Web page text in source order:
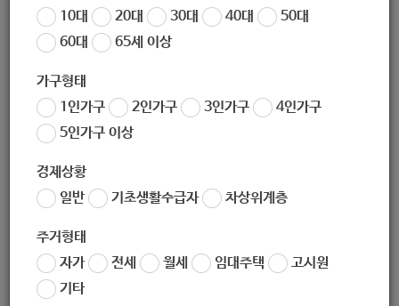
10대
20대 30대 40대
50대
60대
65세 이상
가구형태
1인가구
2인가구 3인가구
4인가구
5인가구 이상
경제상황
일반
기초생활수급자 차상위계층
주거형태
자가
전세 월세 임대주택
고시원
기타
회와 함께 가치봄 영화(화면해설·한글자막 영화)의 VOD 무료
서비스를 실시합니다. 이번 서비스는 코로나19로 인해 가치봄
인을 통한 영화 관람의 기회를 확대하고 비장애인들에게도 가
치봄 영화를 널리 알려 장애인식을 개선하려는 차원에서 마련
된 것입니다. 무료 서비스 기간은 11월 27일(금)~11월 29일
- 서비스 제공 채널 및 관람 방법
1) U+모바일tv 앱(모바일) - 검색창에서 ‘가치봄’ 검색 - 영화